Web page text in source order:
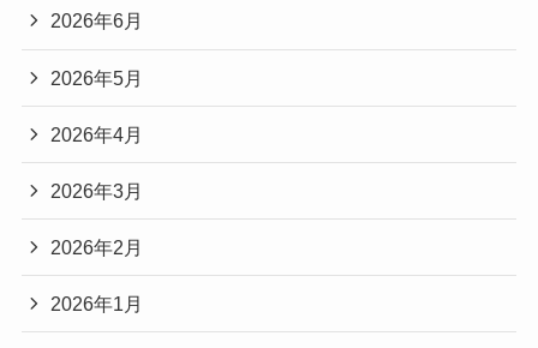
2026年6月
2026年5月
2026年4月
2026年3月
2026年2月
2026年1月